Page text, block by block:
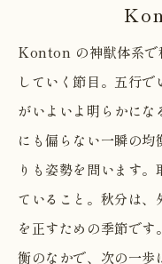
Konton の神獣体系で
していく節目。五行
がいよいよ明らかにな
にも偏らない一瞬の
りも姿勢を問います
ていること。秋分は
を正すための季節で
衡のなかで、次の一歩